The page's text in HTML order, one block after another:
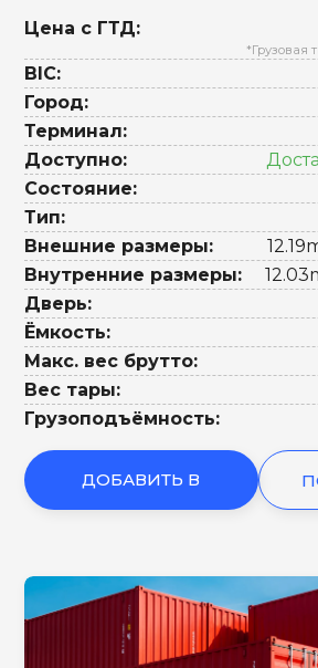
Цена с ГТД:
*Грузовая
BIC:
Город:
Терминал:
Доступно:
Состояние:
Тип:
Внешние размеры:
Внутренние размеры:
Дверь:
Ёмкость:
Макс. вес брутто:
Вес тары:
Грузоподъёмность:
ДОБАВИТЬ В